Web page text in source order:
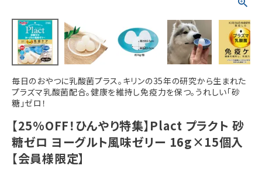
毎日のおやつに乳酸菌プラス。キリンの35年の研究から生まれた
プラズマ乳酸菌配合。健康を維持し免疫力を保つ。うれしい「砂
糖」ゼロ！
【25%OFF！ひんやり特集】Plact プラクト 砂
糖ゼロ ヨーグルト風味ゼリー 16g×15個入
【会員様限定】